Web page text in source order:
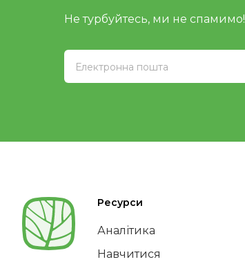
Не турбуйтесь, ми не спамимо!
Ресурси
Аналітика
Навчитися